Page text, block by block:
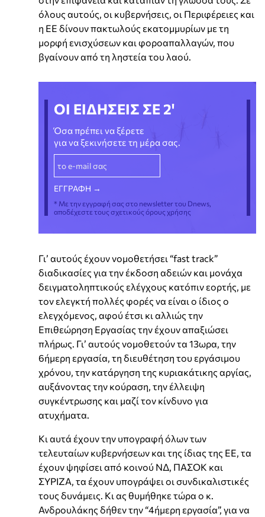
όλους αυτούς, οι κυβερνήσεις, οι Περιφέρειες και
η ΕΕ δίνουν πακτωλούς εκατομμυρίων με τη
μορφή ενισχύσεων και φοροαπαλλαγών, που
βγαίνουν από τη ληστεία του λαού.
ΟΙ ΕΙΔΗΣΕΙΣ ΣΕ 2'
Όσα πρέπει να ξέρετε
για να ξεκινήσετε τη μέρα σας.
* Με την εγγραφή σας στο newsletter του Dnews,
αποδέχεστε τους σχετικούς όρους χρήσης
Γι’ αυτούς έχουν νομοθετήσει “fast track”
διαδικασίες για την έκδοση αδειών και μονάχα
δειγματοληπτικούς ελέγχους κατόπιν εορτής, με
τον ελεγκτή πολλές φορές να είναι ο ίδιος ο
ελεγχόμενος, αφού έτσι κι αλλιώς την
Επιθεώρηση Εργασίας την έχουν απαξιώσει
πλήρως. Γι’ αυτούς νομοθετούν τα 13ωρα, την
6ήμερη εργασία, τη διευθέτηση του εργάσιμου
χρόνου, την κατάργηση της κυριακάτικης αργίας,
αυξάνοντας την κούραση, την έλλειψη
συγκέντρωσης και μαζί τον κίνδυνο για
ατυχήματα.
Κι αυτά έχουν την υπογραφή όλων των
τελευταίων κυβερνήσεων και της ίδιας της ΕΕ, τα
έχουν ψηφίσει από κοινού ΝΔ, ΠΑΣΟΚ και
ΣΥΡΙΖΑ, τα έχουν υπογράψει οι συνδικαλιστικές
τους δυνάμεις. Κι ας θυμήθηκε τώρα ο κ.
Ανδρουλάκης δήθεν την “4ήμερη εργασία”, για να